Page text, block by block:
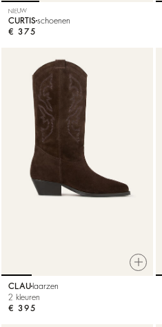
NIEUW
CURTISschoenen
€ 375
CLAU laarzen
2 kleuren
€ 395